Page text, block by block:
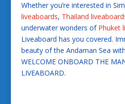
Whether you’re interested in
liveaboards, Thailand
underwater wonders of Phuket
Liveaboard has you covered.
beauty of the Andaman Sea
WELCOME ONBOARD THE
LIVEABOARD.